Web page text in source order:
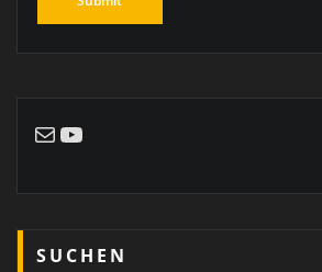
E-MailYouTube
SUCHEN